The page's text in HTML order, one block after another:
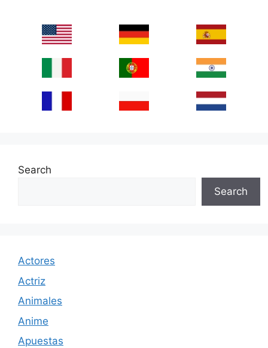
Search
Search
Actores
Actriz
Animales
Anime
Apuestas